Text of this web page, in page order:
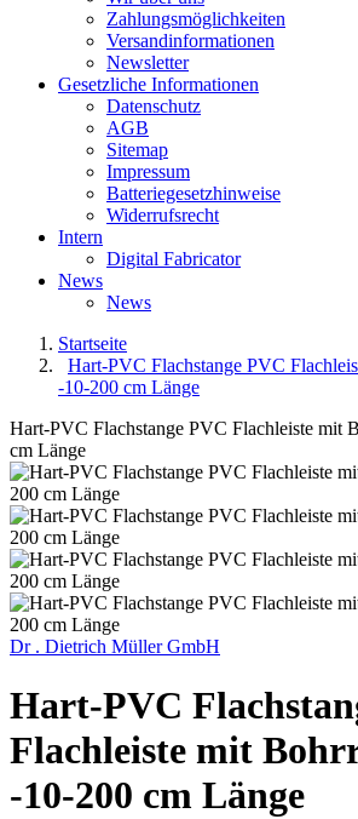
Zahlungsmöglichkeiten
Versandinformationen
Newsletter
Gesetzliche Informationen
Datenschutz
AGB
Sitemap
Impressum
Batteriegesetzhinweise
Widerrufsrecht
Intern
Digital Fabricator
News
News
Startseite
Hart-PVC Flachstange PVC
-10-200 cm Länge
Hart-PVC Flachstange PVC Flachleiste mit
cm Länge
Dr . Dietrich Müller GmbH
Hart-PVC
Flachleiste mit
-10-200 cm Länge